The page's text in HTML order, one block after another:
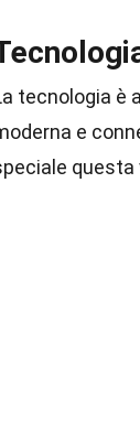
tecnologia è
e
questa